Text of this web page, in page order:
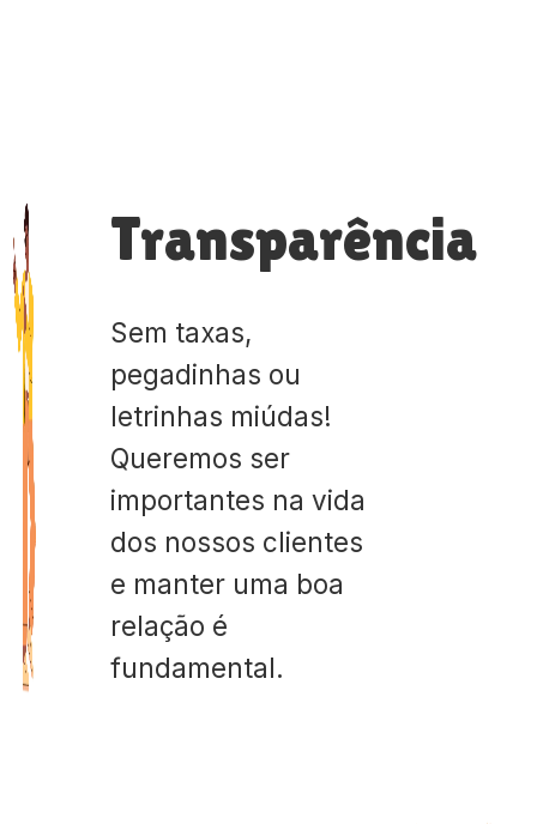
Transparência
Sem taxas,
pegadinhas ou
letrinhas miúdas!
Queremos ser
importantes na vida
dos nossos clientes
e manter uma boa
relação é
fundamental.